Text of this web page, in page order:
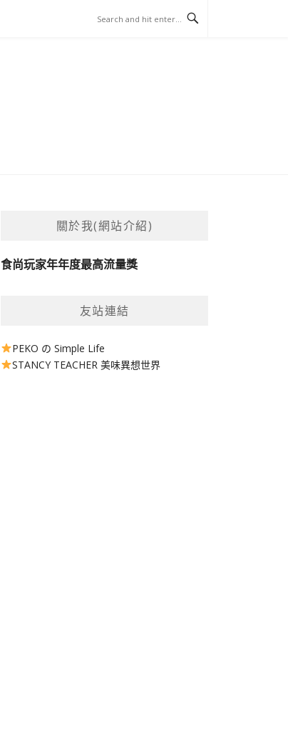
關於我(網站介紹)
食尚玩家年年度最高流量獎
友站連結
PEKO の Simple Life
STANCY TEACHER 美味異想世界